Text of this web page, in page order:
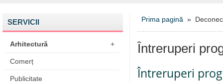
SERVICII
Arhitectură +
Comerț
Publicitate
Prima pagină »
Întreruperi
Întreruperi